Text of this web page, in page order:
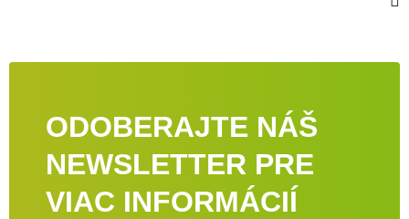
ODOBERAJTE NÁŠ
NEWSLETTER PRE
VIAC INFORMÁCIÍ